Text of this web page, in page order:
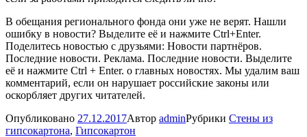
В обещания регионального фонда они уже не верят. Нашли
ошибку в новости? Выделите её и нажмите Ctrl+Enter.
Поделитесь новостью с друзьями: Новости партнёров.
Последние новости. Реклама. Последние новости. Выделите
её и нажмите Ctrl + Enter. о главных новостях. Мы удалим ваш
комментарий, если он нарушает российские законы или
оскорбляет других читателей.
Опубликовано 27.12.2017Автор adminРубрики Cтены из
гипсокартона, Гипсокартон